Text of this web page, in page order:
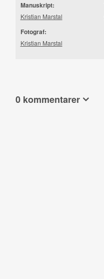
Manuskript:
Kristian Marstal
Fotograf:
Kristian Marstal
0 kommentarer